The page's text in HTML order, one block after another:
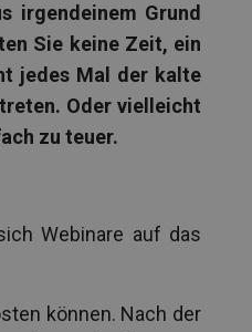
irgendeinem Grund
Sie keine Zeit, ein
jedes Mal der kalte
Oder vielleicht
zu teuer.
Webinare auf das
können. Nach der